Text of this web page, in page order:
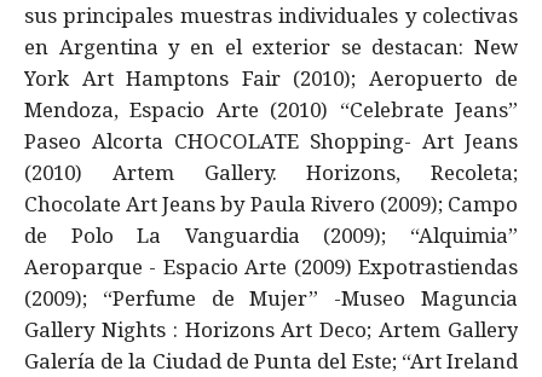
sus principales muestras individuales y colectivas
en Argentina y en el exterior se destacan: New
York Art Hamptons Fair (2010); Aeropuerto de
Mendoza, Espacio Arte (2010) “Celebrate Jeans”
Paseo Alcorta CHOCOLATE Shopping- Art Jeans
(2010) Artem Gallery. Horizons, Recoleta;
Chocolate Art Jeans by Paula Rivero (2009); Campo
de Polo La Vanguardia (2009); “Alquimia”
Aeroparque - Espacio Arte (2009) Expotrastiendas
(2009); “Perfume de Mujer” -Museo Maguncia
Gallery Nights : Horizons Art Deco; Artem Gallery
Galería de la Ciudad de Punta del Este; “Art Ireland